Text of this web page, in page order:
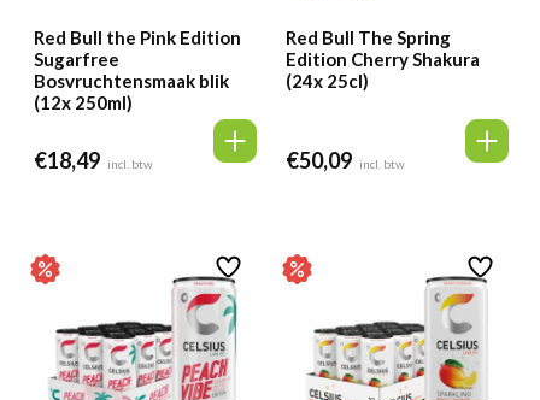
Red Bull the Pink Edition
Sugarfree
Bosvruchtensmaak blik
(12x 250ml)
€18,49 incl. btw
Red Bull The Spring
Edition Cherry Shakura
(24x 25cl)
€50,09 incl. btw